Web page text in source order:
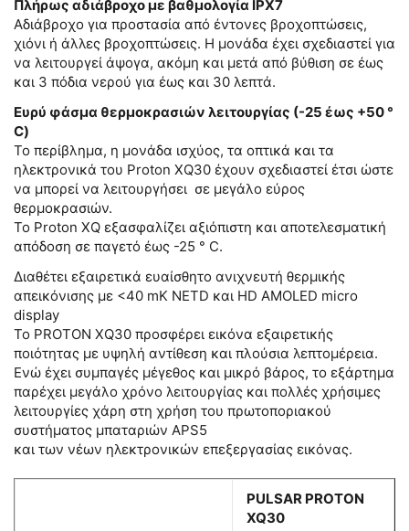
Πλήρως αδιάβροχο με βαθμολογία IPX7
Αδιάβροχο για προστασία από έντονες βροχοπτώσεις,
χιόνι ή άλλες βροχοπτώσεις. Η μονάδα έχει σχεδιαστεί για
να λειτουργεί άψογα, ακόμη και μετά από βύθιση σε έως
και 3 πόδια νερού για έως και 30 λεπτά.
Ευρύ φάσμα θερμοκρασιών λειτουργίας (-25 έως +50 °
C)
Το περίβλημα, η μονάδα ισχύος, τα οπτικά και τα
ηλεκτρονικά του Proton XQ30 έχουν σχεδιαστεί έτσι ώστε
να μπορεί να λειτουργήσει σε μεγάλο εύρος
θερμοκρασιών.
Το Proton XQ εξασφαλίζει αξιόπιστη και αποτελεσματική
απόδοση σε παγετό έως -25 ° C.
Διαθέτει εξαιρετικά ευαίσθητο ανιχνευτή θερμικής
απεικόνισης με <40 mK NETD και HD AMOLED micro
display
Το PROTON XQ30 προσφέρει εικόνα εξαιρετικής
ποιότητας με υψηλή αντίθεση και πλούσια λεπτομέρεια.
Ενώ έχει συμπαγές μέγεθος και μικρό βάρος, το εξάρτημα
παρέχει μεγάλο χρόνο λειτουργίας και πολλές χρήσιμες
λειτουργίες χάρη στη χρήση του πρωτοποριακού
συστήματος μπαταριών APS5
και των νέων ηλεκτρονικών επεξεργασίας εικόνας.
PULSAR PROTON
XQ30